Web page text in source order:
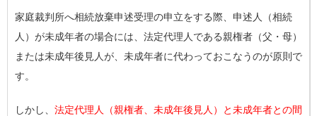
家庭裁判所へ相続放棄申述受理の申立をする際、申述人（相続
人）が未成年者の場合には、法定代理人である親権者（父・母）
または未成年後見人が、未成年者に代わっておこなうのが原則で
す。
しかし、 法定代理人（親権者、未成年後見人）と未成年者との間